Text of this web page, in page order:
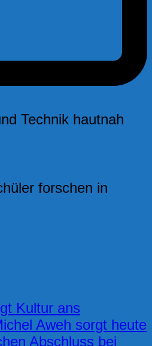
Technik hautnah
forschen in
Kultur ans
Aweh sorgt heute
Abschluss bei